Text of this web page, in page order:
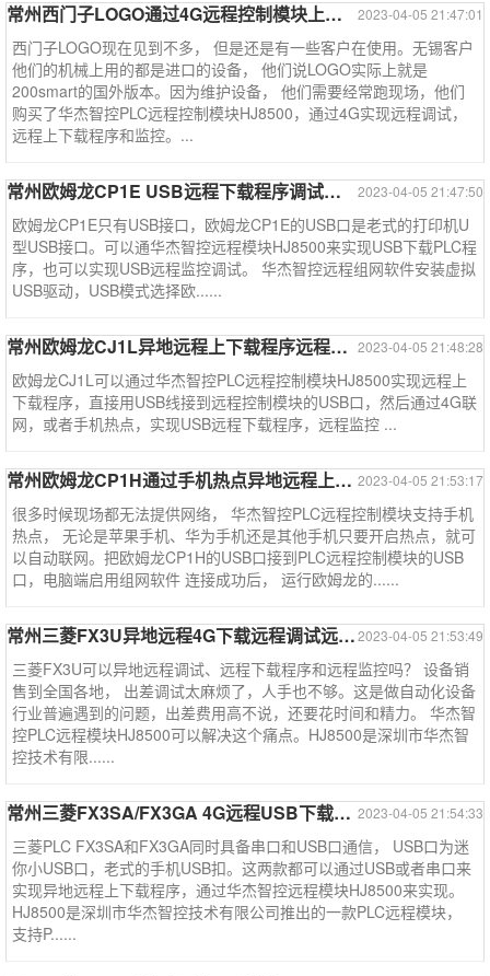
2023-04-05 21:47:01
常州西门子LOGO通过4G远程控制模块上下载程序监控
西门子LOGO现在见到不多， 但是还是有一些客户在使用。无锡客户
他们的机械上用的都是进口的设备， 他们说LOGO实际上就是
200smart的国外版本。因为维护设备， 他们需要经常跑现场，他们
购买了华杰智控PLC远程控制模块HJ8500，通过4G实现远程调试，
远程上下载程序和监控。...
2023-04-05 21:47:50
常州欧姆龙CP1E USB远程下载程序调试监控--欧姆龙系列案例
欧姆龙CP1E只有USB接口，欧姆龙CP1E的USB口是老式的打印机U
型USB接口。可以通华杰智控远程模块HJ8500来实现USB下载PLC程
序，也可以实现USB远程监控调试。 华杰智控远程组网软件安装虚拟
USB驱动，USB模式选择欧......
2023-04-05 21:48:28
常州欧姆龙CJ1L异地远程上下载程序远程调试监控--欧姆龙系列
欧姆龙CJ1L可以通过华杰智控PLC远程控制模块HJ8500实现远程上
下载程序，直接用USB线接到远程控制模块的USB口，然后通过4G联
网，或者手机热点，实现USB远程下载程序，远程监控 ...
2023-04-05 21:53:17
常州欧姆龙CP1H通过手机热点异地远程上下载程序--欧姆龙系列
很多时候现场都无法提供网络， 华杰智控PLC远程控制模块支持手机
热点， 无论是苹果手机、华为手机还是其他手机只要开启热点，就可
以自动联网。把欧姆龙CP1H的USB口接到PLC远程控制模块的USB
口，电脑端启用组网软件 连接成功后， 运行欧姆龙的......
2023-04-05 21:53:49
常州三菱FX3U异地远程4G下载远程调试远程监控--三菱系列案例
三菱FX3U可以异地远程调试、远程下载程序和远程监控吗？ 设备销
售到全国各地， 出差调试太麻烦了，人手也不够。这是做自动化设备
行业普遍遇到的问题，出差费用高不说，还要花时间和精力。 华杰智
控PLC远程模块HJ8500可以解决这个痛点。HJ8500是深圳市华杰智
控技术有限......
2023-04-05 21:54:33
常州三菱FX3SA/FX3GA 4G远程USB下载PLC程序----三菱系列案例
三菱PLC FX3SA和FX3GA同时具备串口和USB口通信， USB口为迷
你小USB口，老式的手机USB扣。这两款都可以通过USB或者串口来
实现异地远程上下载程序，通过华杰智控远程模块HJ8500来实现。
HJ8500是深圳市华杰智控技术有限公司推出的一款PLC远程模块，
支持P......